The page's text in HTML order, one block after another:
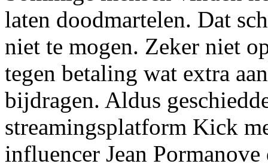
laten doodmartelen. Dat
niet te mogen. Zeker niet
tegen betaling wat extra
bijdragen. Aldus
streamingsplatform Kick
influencer Jean